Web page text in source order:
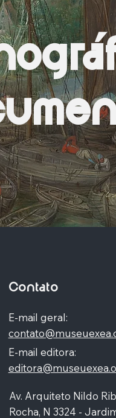
Contato
E-mail geral:
E-mail editora:
Av. Arquiteto Nildo
Rocha, N 3324 -